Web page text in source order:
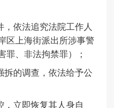
，依法追究法院工作人
区上海街派出所涉事警
罪、非法拘禁罪）；
拆的调查，依法给予公
，立即恢复其人身自